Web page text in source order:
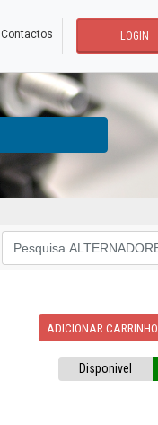
Contactos LOGIN
ADICIONAR CARRINHO
Disponivel